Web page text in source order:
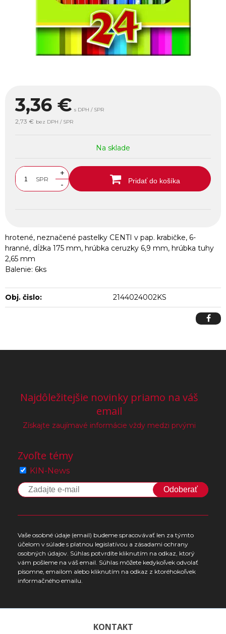
3,36 € s DPH / SPR
2,73 € bez DPH / SPR
Na sklade
SPR
+
-
Pridať do košíka
hrotené, neznačené pastelky CENTI v pap. krabičke, 6-
hranné, dĺžka 175 mm, hrúbka ceruzky 6,9 mm, hrúbka tuhy
2,65 mm
Balenie: 6ks
Obj. čislo: 2144024002KS
Najdôležitejšie novinky priamo na váš
email
Získajte zaujímavé informácie vždy medzi prvými
Zvoľte témy
KIN-News
Odoberať
Vaše osobné údaje (email) budeme spracovávať len za týmto
účelom v súlade s platnou legislatívou a zásadami ochrany
osobných údajov. Súhlas potvrdíte kliknutím na odkaz, ktorý
vám pošleme na váš email. Súhlas môžete kedykoľvek odvolať
písomne, emailom alebo kliknutím na odkaz z ktoréhokoľvek
informačného emailu.
KONTAKT